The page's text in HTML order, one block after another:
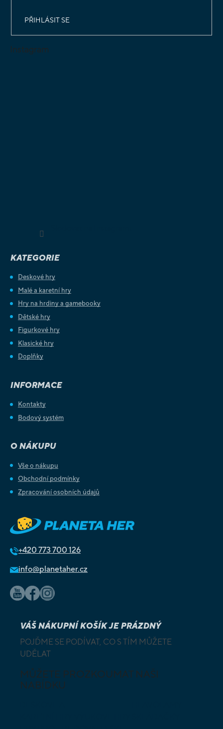
PŘIHLÁSIT SE
Instagram
KATEGORIE
Deskové hry
Malé a karetní hry
Hry na hrdiny a gamebooky
Dětské hry
Figurkové hry
Klasické hry
Doplňky
INFORMACE
Kontakty
Bodový systém
O NÁKUPU
Vše o nákupu
Obchodní podmínky
Zpracování osobních údajů
+420 773 700 126
info@planetaher.cz
VÁŠ NÁKUPNÍ KOŠÍK JE PRÁZDNÝ
POJĎME SE PODÍVAT, CO S TÍM MŮŽETE
UDĚLAT
MŮŽETE PROZKOUMAT NAŠI
NABÍDKU